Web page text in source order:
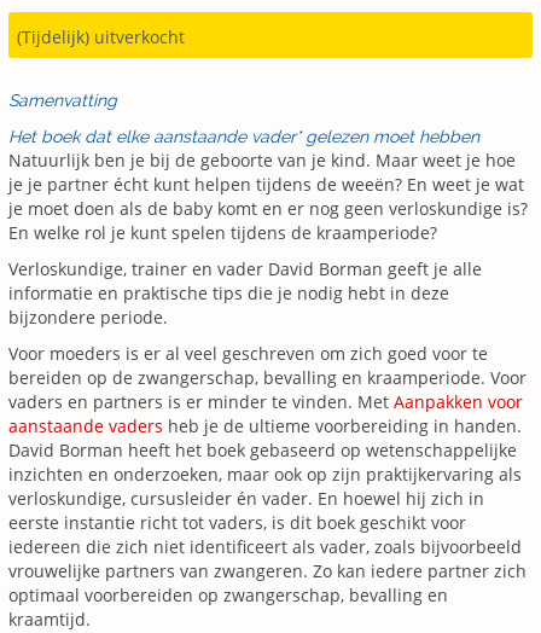
(Tijdelijk) uitverkocht
Samenvatting
Het boek dat elke aanstaande vader* gelezen moet hebben
Natuurlijk ben je bij de geboorte van je kind. Maar weet je hoe
je je partner écht kunt helpen tijdens de weeën? En weet je wat
je moet doen als de baby komt en er nog geen verloskundige is?
En welke rol je kunt spelen tijdens de kraamperiode?
Verloskundige, trainer en vader David Borman geeft je alle
informatie en praktische tips die je nodig hebt in deze
bijzondere periode.
Voor moeders is er al veel geschreven om zich goed voor te
bereiden op de zwangerschap, bevalling en kraamperiode. Voor
vaders en partners is er minder te vinden. Met Aanpakken voor
aanstaande vaders heb je de ultieme voorbereiding in handen.
David Borman heeft het boek gebaseerd op wetenschappelijke
inzichten en onderzoeken, maar ook op zijn praktijkervaring als
verloskundige, cursusleider én vader. En hoewel hij zich in
eerste instantie richt tot vaders, is dit boek geschikt voor
iedereen die zich niet identificeert als vader, zoals bijvoorbeeld
vrouwelijke partners van zwangeren. Zo kan iedere partner zich
optimaal voorbereiden op zwangerschap, bevalling en
kraamtijd.